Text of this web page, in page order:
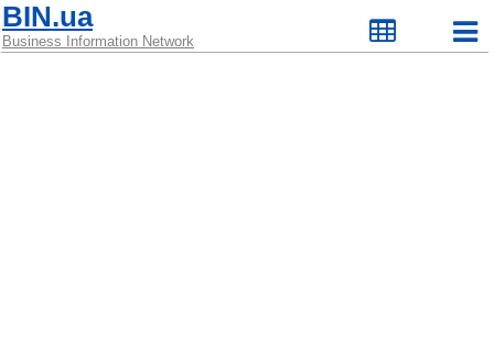
BIN.ua
Business Information Network